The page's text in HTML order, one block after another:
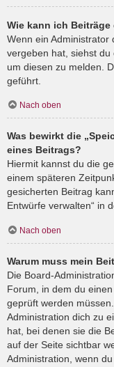
Wie kann ich
Wenn ein Administrator
vergeben hat, siehst du
um diesen zu melden.
geführt.
Nach oben
Was bewirkt die
eines Beitrags?
Hiermit kannst du die
einem späteren
gesicherten Beitrag
Entwürfe verwalten“ in
Nach oben
Warum muss mein
Die Board-
Forum, in dem du
geprüft werden
Administration dich zu
hat, bei denen sie die
auf der Seite sichtbar
Administration, wenn